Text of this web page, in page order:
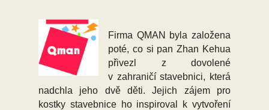
Firma QMAN byla založena
poté, co si pan Zhan Kehua
přivezl z dovolené
v zahraničí stavebnici, která
nadchla jeho dvě děti. Jejich zájem pro
kostky stavebnice ho inspiroval k vytvoření